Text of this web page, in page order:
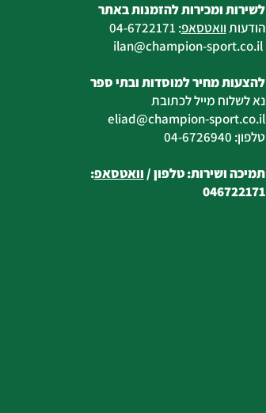
לשירות ומכירות להזמנות באתר
הודעותוואטסאפ:
04-6722171
ilan
@champion-sport.co.il
להצעות מחיר למוסדות ובתי ספר
נא לשלוח מייל לכתובת
eliad@champion-sport.co.il
טלפון: 04-6726940
תמיכה ושירות: טלפון /וואטסאפ:
046722171